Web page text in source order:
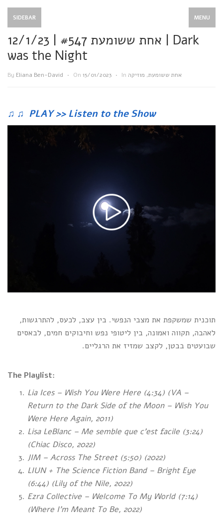
SIDEBAR MENU
אחת ששומעת #547 | 12/1/23 | Dark
was the Night
By Eliana Ben-David • On 15/01/2023 • In אחת ששומעת, מוזיקה
♫ ♫ PLAY >> Listen to the Show
תוכנית שמשקפת את מצבי הנפשי. בין עצב, לכעס, להתרגשות,
לאהבה, תקווה ואמונה, בין ליטופי נפש וחיבוקים חמים, לבאסים
שבועטים בבטן, לקצב שמזיז את הרגליים.
The Playlist:
Lia Ices – Wish You Were Here (4:34) (VA –
Return to the Dark Side of the Moon – Wish You
Were Here Again, 2011)
Lisa LeBlanc – Me semble que c’est facile (3:24)
(Chiac Disco, 2022)
JIM – Across The Street (5:50) (2022)
LIUN + The Science Fiction Band – Bright Eye
(6:44) (Lily of the Nile, 2022)
Ezra Collective – Welcome To My World (7:14)
(Where I’m Meant To Be, 2022)